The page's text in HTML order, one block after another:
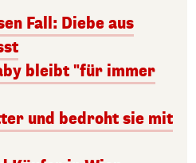
Fall: Diebe aus
bleibt "für immer
und bedroht sie mit